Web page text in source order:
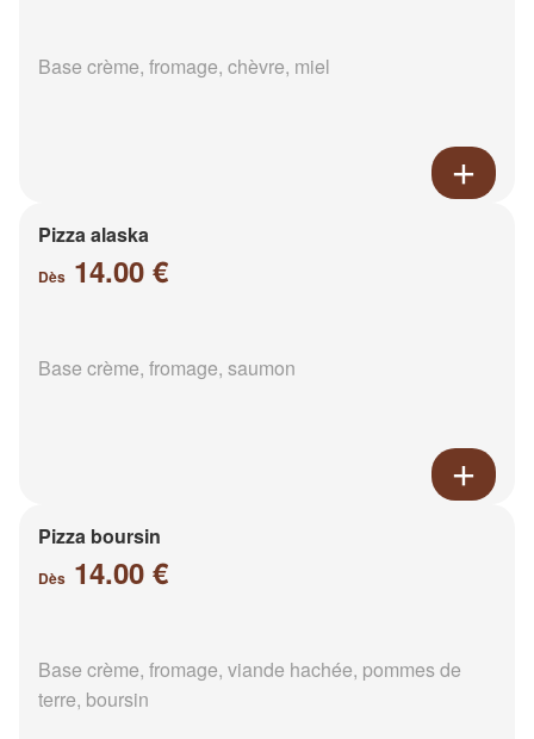
Base crème, fromage, chèvre, miel
Pizza alaska
Dès 14.00 €
Base crème, fromage, saumon
Pizza boursin
Dès 14.00 €
Base crème, fromage, viande hachée, pommes de
terre, boursin